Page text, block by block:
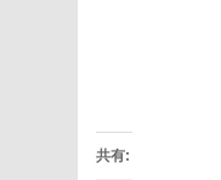
共有: